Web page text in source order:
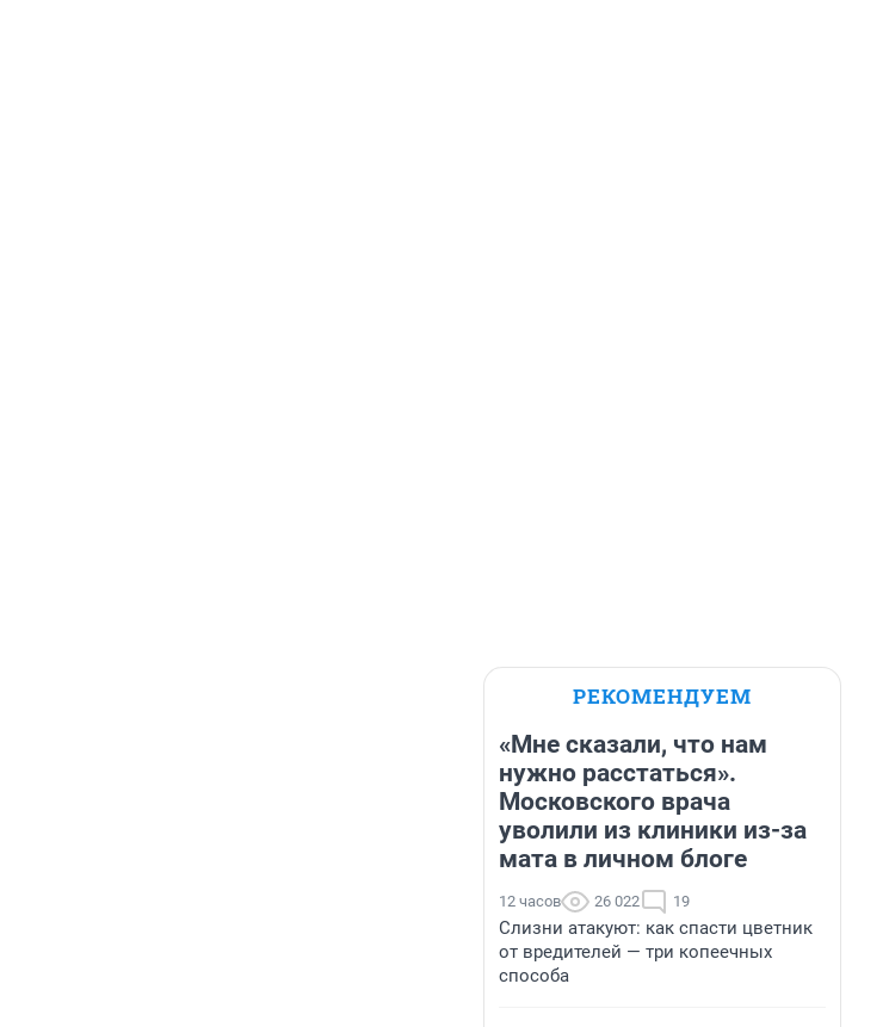
РЕКОМЕНДУЕМ
«Мне сказали, что нам
нужно расстаться».
Московского врача
уволили из клиники из-за
мата в личном блоге
12 часов 26 022 19
Слизни атакуют: как спасти цветник
от вредителей — три копеечных
способа